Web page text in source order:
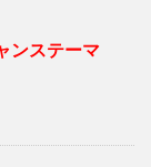
ンステーマ